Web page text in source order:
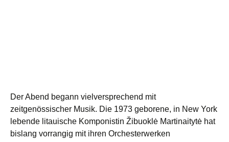
Der Abend begann vielversprechend mit
zeitgenössischer Musik. Die 1973 geborene, in New York
lebende litauische Komponistin Žibuoklė Martinaitytė hat
bislang vorrangig mit ihren Orchesterwerken